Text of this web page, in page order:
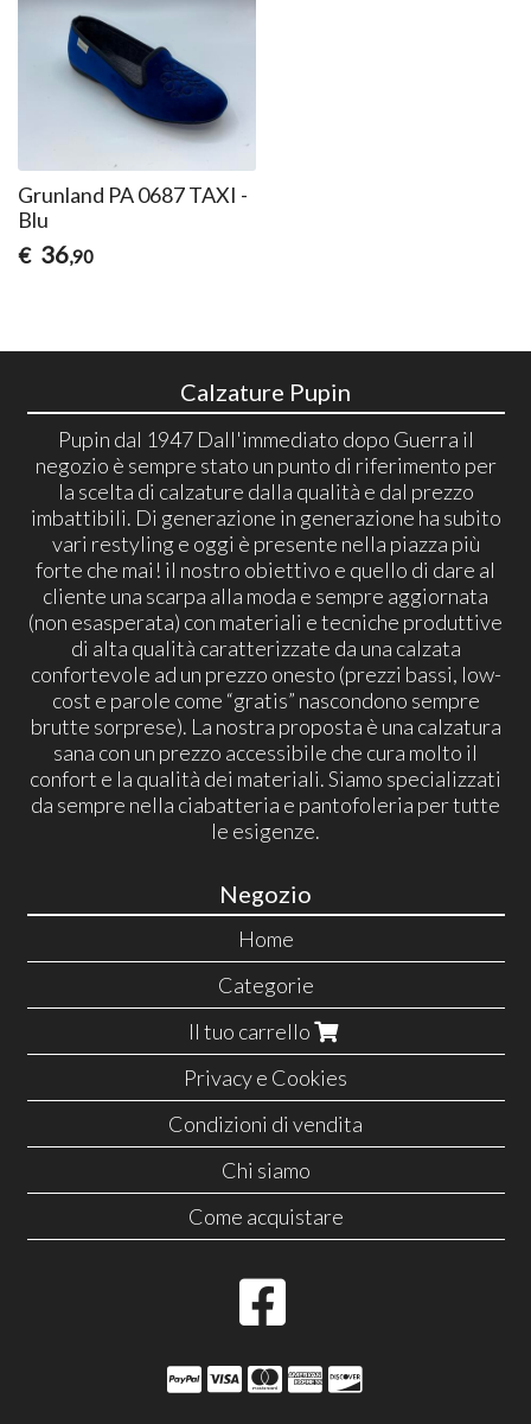
Grunland PA 0687 TAXI -
Blu
€ 36,90
Calzature Pupin
Pupin dal 1947 Dall'immediato dopo Guerra il
negozio è sempre stato un punto di riferimento per
la scelta di calzature dalla qualità e dal prezzo
imbattibili. Di generazione in generazione ha subito
vari restyling e oggi è presente nella piazza più
forte che mai! il nostro obiettivo e quello di dare al
cliente una scarpa alla moda e sempre aggiornata
(non esasperata) con materiali e tecniche produttive
di alta qualità caratterizzate da una calzata
confortevole ad un prezzo onesto (prezzi bassi, low-
cost e parole come “gratis” nascondono sempre
brutte sorprese). La nostra proposta è una calzatura
sana con un prezzo accessibile che cura molto il
confort e la qualità dei materiali. Siamo specializzati
da sempre nella ciabatteria e pantofoleria per tutte
le esigenze.
Negozio
Home
Categorie
Il tuo carrello
Privacy e Cookies
Condizioni di vendita
Chi siamo
Come acquistare